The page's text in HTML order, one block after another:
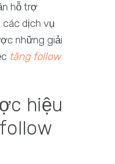
hỗ trợ
các dịch vụ
những giải
tăng follow
hiệu